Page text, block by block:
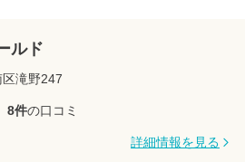
ルド
滝野247
8件の口コミ
詳細情報を見る